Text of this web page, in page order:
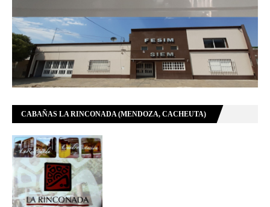
CABAÑAS LA RINCONADA (MENDOZA, CACHEUTA)